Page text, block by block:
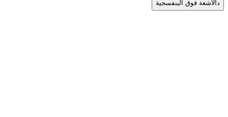
الأشعة فوق البنفسجية